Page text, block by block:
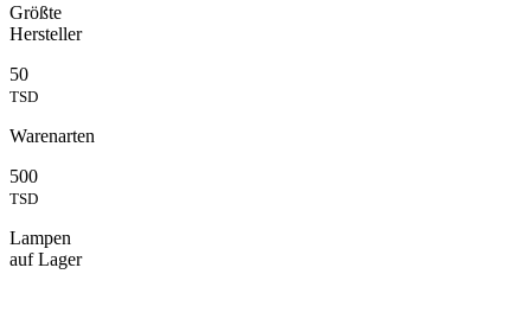
Größte
Hersteller
50
TSD
Warenarten
500
TSD
Lampen
auf Lager